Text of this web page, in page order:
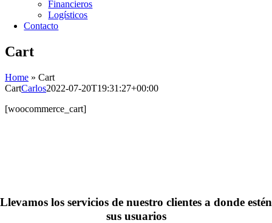
Financieros
Logísticos
Contacto
Cart
Home » Cart
CartCarlos2022-07-20T19:31:27+00:00
[woocommerce_cart]
Llevamos los servicios de nuestro clientes a donde estén
sus usuarios